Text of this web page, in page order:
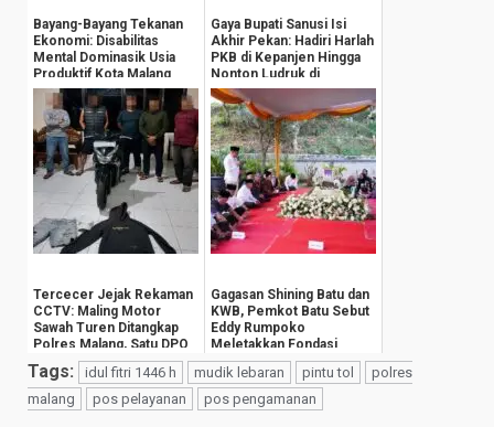
Bayang-Bayang Tekanan
Ekonomi: Disabilitas
Mental Dominasik Usia
Produktif Kota Malang
Gaya Bupati Sanusi Isi
Akhir Pekan: Hadiri Harlah
PKB di Kepanjen Hingga
Nonton Ludruk di
Donowarih
Tercecer Jejak Rekaman
CCTV: Maling Motor
Sawah Turen Ditangkap
Polres Malang, Satu DPO
Gagasan Shining Batu dan
KWB, Pemkot Batu Sebut
Eddy Rumpoko
Meletakkan Fondasi
Wisata Dunia
Tags: idul fitri 1446 h mudik lebaran pintu tol
polres
malang
pos pelayanan pos pengamanan